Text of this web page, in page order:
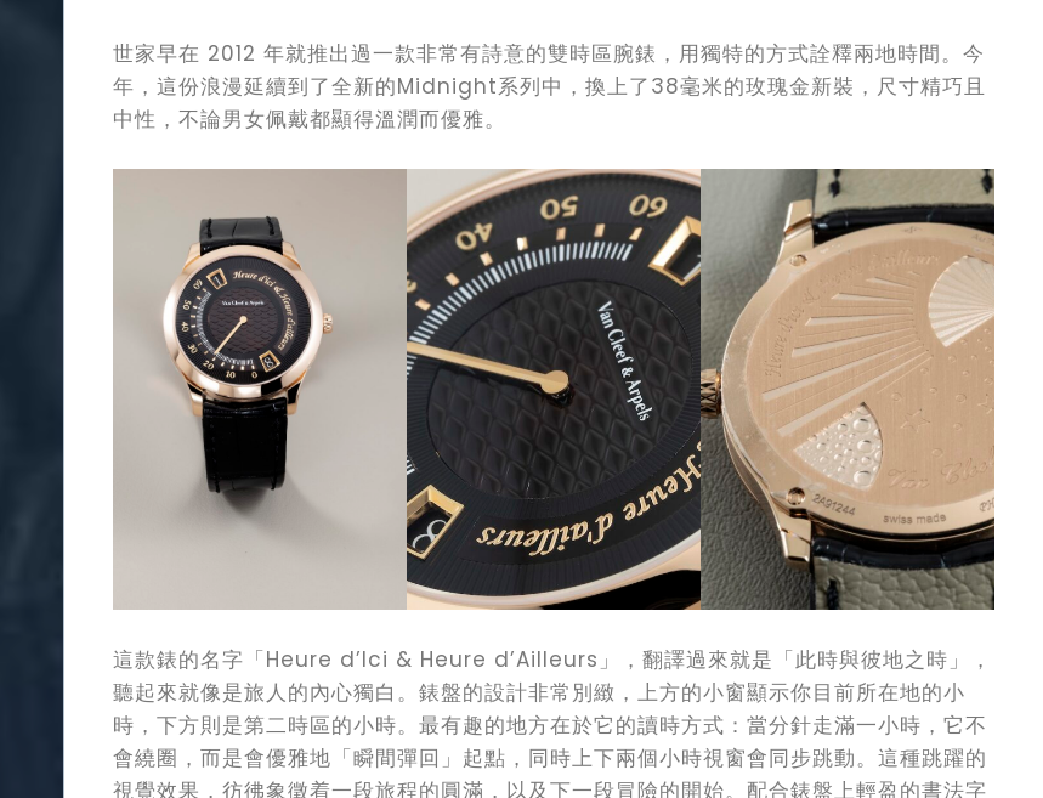
世家早在 2012 年就推出過一款非常有詩意的雙時區腕錶，用獨特的方式詮釋兩地時間。今
年，這份浪漫延續到了全新的Midnight系列中，換上了38毫米的玫瑰金新裝，尺寸精巧且
中性，不論男女佩戴都顯得溫潤而優雅。
這款錶的名字「Heure d’Ici & Heure d’Ailleurs」，翻譯過來就是「此時與彼地之時」，
聽起來就像是旅人的內心獨白。錶盤的設計非常別緻，上方的小窗顯示你目前所在地的小
時，下方則是第二時區的小時。最有趣的地方在於它的讀時方式：當分針走滿一小時，它不
會繞圈，而是會優雅地「瞬間彈回」起點，同時上下兩個小時視窗會同步跳動。這種跳躍的
視覺效果，彷彿象徵着一段旅程的圓滿，以及下一段冒險的開始。配合錶盤上輕盈的書法字